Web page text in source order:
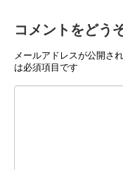
コメントをどう
メールアドレスが公開さ
は必須項目です